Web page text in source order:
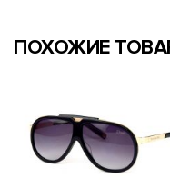
ПОХОЖИЕ